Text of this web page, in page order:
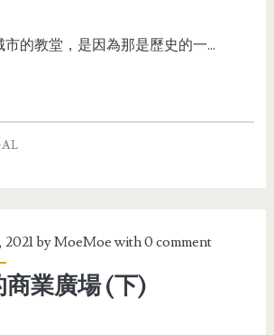
的教堂，是因為那是歷史的一...
2021 byMoeMoewith0 comment
業廣場 (下)